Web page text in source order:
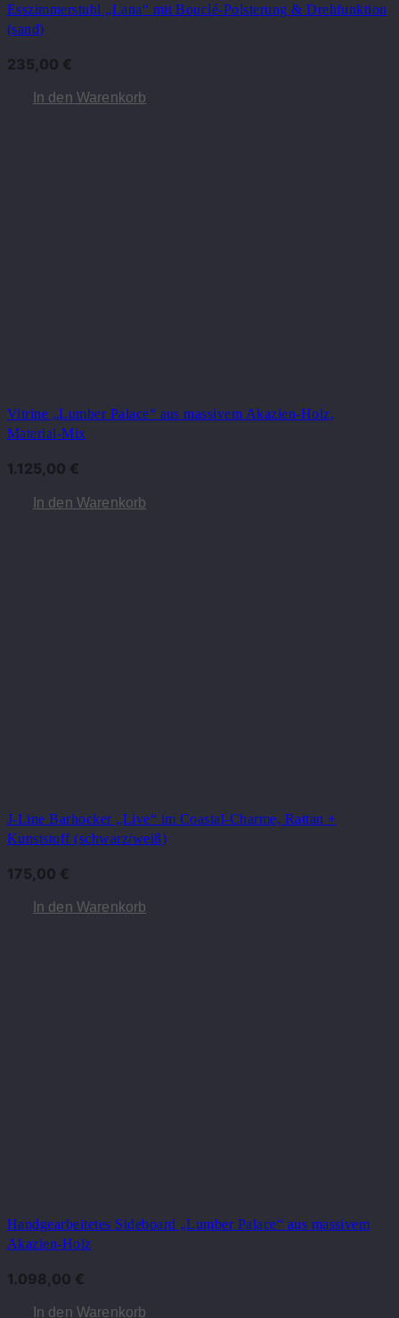
Esszimmerstuhl „Lana“ mit Bouclé-Polsterung & Drehfunktion
(sand)
235,00 €
In den Warenkorb
Vitrine „Lumber Palace“ aus massivem Akazien-Holz,
Material-Mix
1.125,00 €
In den Warenkorb
J-Line Barhocker „Live“ im Coastal-Charme, Rattan +
Kunststoff (schwarz/weiß)
175,00 €
In den Warenkorb
Handgearbeitetes Sideboard „Lumber Palace“ aus massivem
Akazien-Holz
1.098,00 €
In den Warenkorb